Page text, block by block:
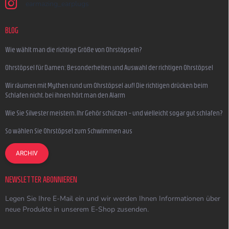
earmazing_earplugs
BLOG
Wie wählt man die richtige Größe von Ohrstöpseln?
Ohrstöpsel für Damen: Besonderheiten und Auswahl der richtigen Ohrstöpsel
Wir räumen mit Mythen rund um Ohrstöpsel auf! Die richtigen drücken beim
Schlafen nicht, bei ihnen hört man den Alarm
Wie Sie Silvester meistern, Ihr Gehör schützen – und vielleicht sogar gut schlafen?
So wählen Sie Ohrstöpsel zum Schwimmen aus
ARCHIV
NEWSLETTER ABONNIEREN
Legen Sie Ihre E-Mail ein und wir werden Ihnen Informationen über
neue Produkte in unserem E-Shop zusenden.